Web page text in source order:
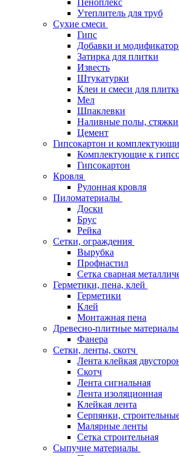
Пеноплекс
Утеплитель для труб
Сухие смеси
Гипс
Добавки и
Затирка для плитки
Известь
Штукатурки
Клеи и смеси для
Мел
Шпаклевки
Наливные полы, стяжки
Цемент
Гипсокартон и
Комплектующие к
Гипсокартон
Кровля
Рулонная кровля
Пиломатериалы
Доски
Брус
Рейка
Сетки, ограждения
Вырубка
Профнастил
Сетка сварная
Герметики, пена, клей
Герметики
Клей
Монтажная пена
Древесно-плитные материалы
Фанера
Сетки, ленты, скотч
Лента клейкая
Скотч
Лента сигнальная
Лента изоляционная
Клейкая лента
Серпянки,
Малярные ленты
Сетка строительная
Сыпучие материалы